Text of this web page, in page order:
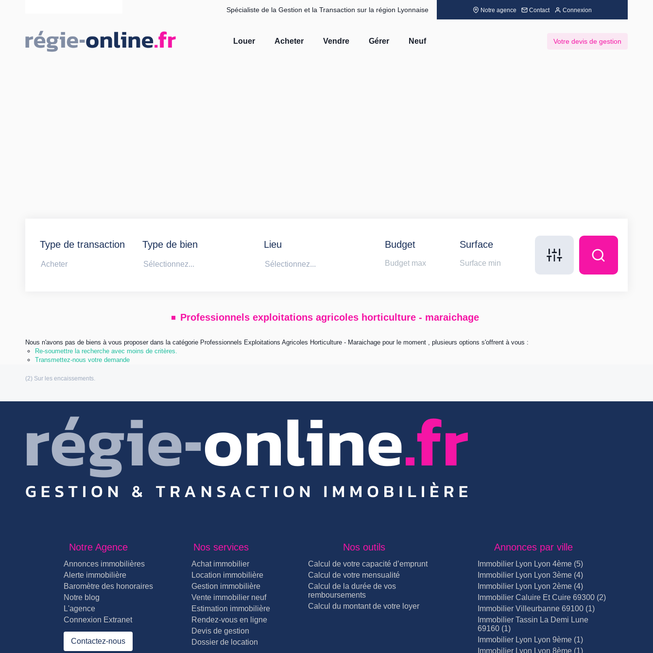
Spécialiste de la Gestion et la Transaction sur la région Lyonnaise Notre agence Contact Connexion
Louer Acheter Vendre Gérer Neuf Votre devis de gestion
Type de transaction
Acheter
Type de bien
Sélectionnez...
Lieu
Sélectionnez...
Budget Surface
Professionnels exploitations agricoles horticulture - maraichage
Nous n'avons pas de biens à vous proposer dans la catégorie Professionnels Exploitations Agricoles Horticulture - Maraichage pour le moment , plusieurs options s'offrent à vous :
Re-soumettre la recherche avec moins de critères.
Transmettez-nous votre demande
Notre Agence
Annonces immobilières
Alerte immobilière
Baromètre des honoraires
Notre blog
L'agence
Connexion Extranet
Contactez-nous
Nos services
Achat immobilier
Location immobilière
Gestion immobilière
Vente immobilier neuf
Estimation immobilière
Rendez-vous en ligne
Devis de gestion
Dossier de location
Nos outils
Calcul de votre capacité d’emprunt
Calcul de votre mensualité
Calcul de la durée de vos
remboursements
Calcul du montant de votre loyer
Annonces par ville
Immobilier Lyon Lyon 4ème (5)
Immobilier Lyon Lyon 3ème (4)
Immobilier Lyon Lyon 2ème (4)
Immobilier Caluire Et Cuire 69300 (2)
Immobilier Villeurbanne 69100 (1)
Immobilier Tassin La Demi Lune
69160 (1)
Immobilier Lyon Lyon 9ème (1)
Immobilier Lyon Lyon 8ème (1)